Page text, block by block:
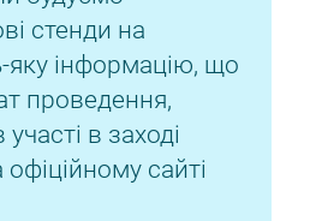
стенди на
яку інформацію, що
проведення,
в заході
сайті